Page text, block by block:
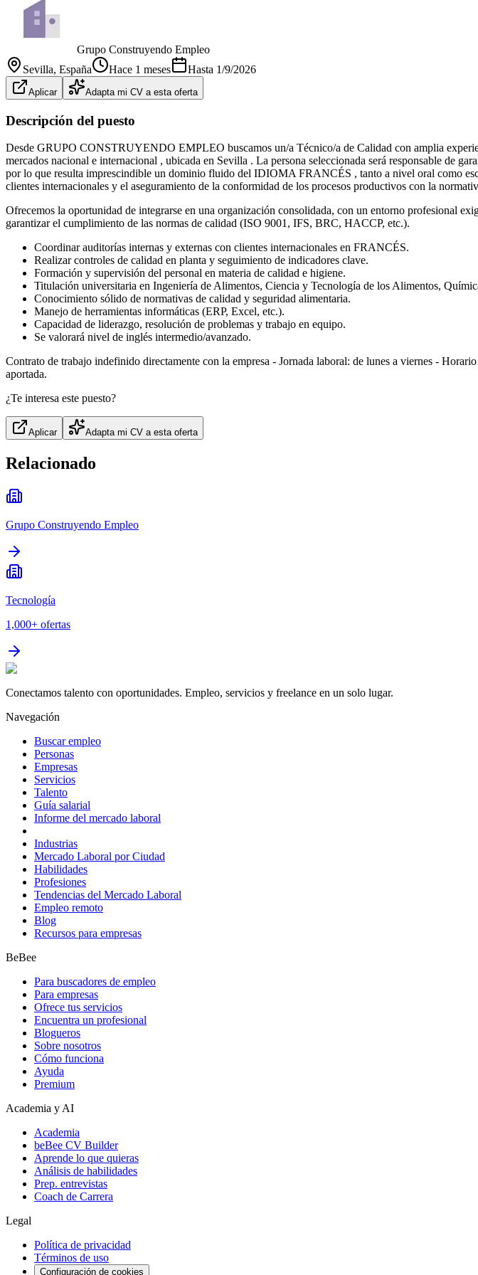
Grupo Construyendo Empleo
Sevilla, España Hace 1 meses Hasta 1/9/2026
Aplicar Adapta mi CV a esta oferta
Descripción del puesto
Desde GRUPO CONSTRUYENDO EMPLEO buscamos un/a Técnico/a de Calidad con amplia
mercados nacional e internacional , ubicada en Sevilla . La persona seleccionada será responsable de
por lo que resulta imprescindible un dominio fluido del IDIOMA FRANCÉS , tanto a nivel oral como
clientes internacionales y el aseguramiento de la conformidad de los procesos productivos con la
Ofrecemos la oportunidad de integrarse en una organización consolidada, con un entorno profesional
garantizar el cumplimiento de las normas de calidad (ISO 9001, IFS, BRC, HACCP, etc.).
Coordinar auditorías internas y externas con clientes internacionales en FRANCÉS.
Realizar controles de calidad en planta y seguimiento de indicadores clave.
Formación y supervisión del personal en materia de calidad e higiene.
Titulación universitaria en Ingeniería de Alimentos, Ciencia y Tecnología de los Alimentos,
Conocimiento sólido de normativas de calidad y seguridad alimentaria.
Manejo de herramientas informáticas (ERP, Excel, etc.).
Capacidad de liderazgo, resolución de problemas y trabajo en equipo.
Se valorará nivel de inglés intermedio/avanzado.
Contrato de trabajo indefinido directamente con la empresa - Jornada laboral: de lunes a viernes -
aportada.
¿Te interesa este puesto?
Aplicar Adapta mi CV a esta oferta
Relacionado
Grupo Construyendo Empleo
Tecnología
1,000+ ofertas
Conectamos talento con oportunidades. Empleo, servicios y freelance en un solo lugar.
Navegación
Buscar empleo
Personas
Empresas
Servicios
Talento
Guía salarial
Informe del mercado laboral
Industrias
Mercado Laboral por Ciudad
Habilidades
Profesiones
Tendencias del Mercado Laboral
Empleo remoto
Blog
Recursos para empresas
BeBee
Para buscadores de empleo
Para empresas
Ofrece tus servicios
Encuentra un profesional
Blogueros
Sobre nosotros
Cómo funciona
Ayuda
Premium
Academia y AI
Academia
beBee CV Builder
Aprende lo que quieras
Análisis de habilidades
Prep. entrevistas
Coach de Carrera
Legal
Política de privacidad
Términos de uso
Configuración de cookies